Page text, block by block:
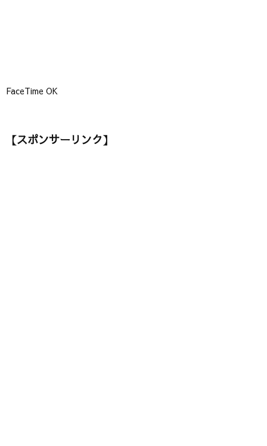
FaceTime OK
【スポンサーリンク】